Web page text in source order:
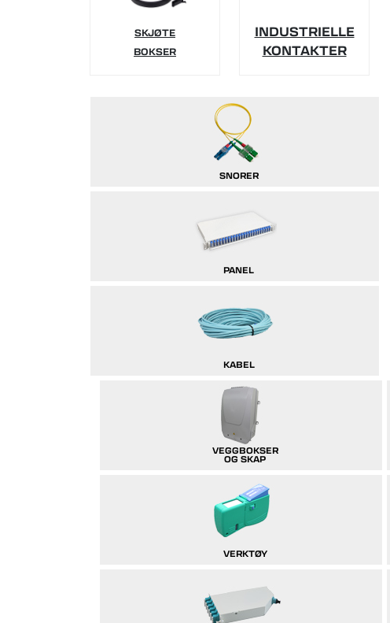
SKJØTE
BOKSER
INDUSTRIELLE
KONTAKTER
SNORER
PANEL
KABEL
VEGGBOKSER
OG SKAP
VERKTØY